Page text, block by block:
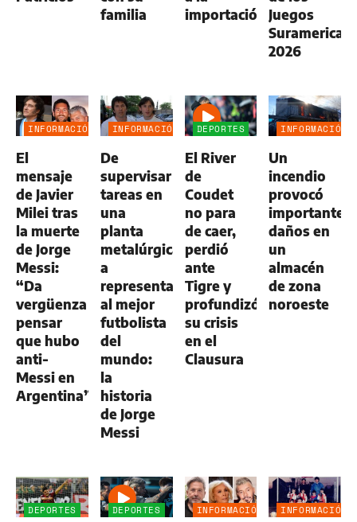
familia
importación
Juegos
2026
INFORMACIÓN
El
mensaje
de Javier
Milei tras
la muerte
de Jorge
Messi:
“Da
vergüenza
pensar
que hubo
anti-
Messi en
Argentina”
INFORMACIÓN
De
supervisar
tareas en
una
planta
metalúrgica
a
representar
al mejor
futbolista
del
mundo:
la
historia
de Jorge
Messi
DEPORTES
El River
de
Coudet
no para
de caer,
perdió
ante
Tigre y
profundizó
su crisis
en el
Clausura
INFORMACIÓN
Un
incendio
provocó
importantes
daños en
un
almacén
de zona
noroeste
DEPORTES DEPORTES
INFORMACIÓN
INFORMACIÓN